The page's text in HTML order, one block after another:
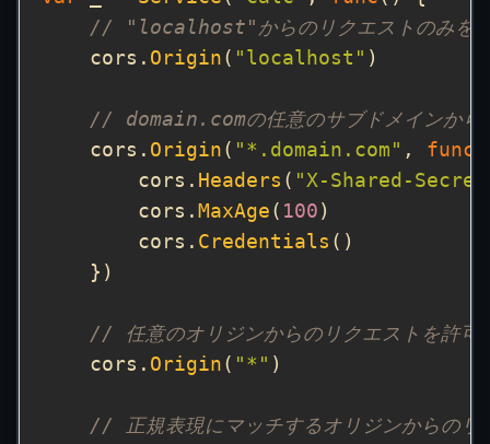
// "localhost"からのリクエストのみを
    cors.
Origin ( "localhost"
// domain.comの任意のサブドメインから
    cors.
Origin ( "*.domain.com" , func
        cors.
Headers ( "X-Shared-
        cors.
MaxAge ( 100
        cors.
Credentials
// 任意のオリジンからのリクエストを許可
    cors.
Origin ( "*"
// 正規表現にマッチするオリジンからのリ